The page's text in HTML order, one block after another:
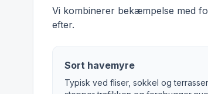
Vi kombinerer bekæmpelse med
efter.
Sort havemyre
Typisk ved fliser, sokkel og